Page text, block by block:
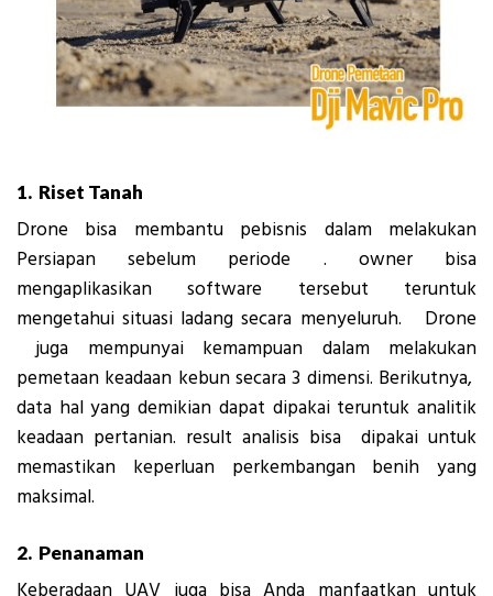
1. Riset Tanah
Drone bisa membantu pebisnis dalam melakukan
Persiapan sebelum periode . owner bisa
mengaplikasikan software tersebut teruntuk
mengetahui situasi ladang secara menyeluruh. Drone
juga mempunyai kemampuan dalam melakukan
pemetaan keadaan kebun secara 3 dimensi. Berikutnya,
data hal yang demikian dapat dipakai teruntuk analitik
keadaan pertanian. result analisis bisa dipakai untuk
memastikan keperluan perkembangan benih yang
maksimal.
2. Penanaman